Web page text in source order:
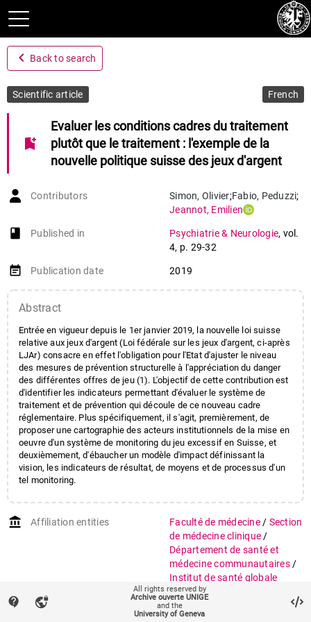
navigate_before Back to search
Scientific article French
bookmark_add
Evaluer les conditions cadres du traitement
plutôt que le traitement : l'exemple de la
nouvelle politique suisse des jeux d'argent
Contributors Simon, Olivier;Fabio, Peduzzi;
Jeannot, Emilien
book-open
Published in Psychiatrie & Neurologie, vol.
4, p. 29-32
event_note Publication date 2019
Abstract
Entrée en vigueur depuis le 1er janvier 2019, la nouvelle loi suisse
relative aux jeux d'argent (Loi fédérale sur les jeux d'argent, ci-après
LJAr) consacre en effet l'obligation pour l'Etat d'ajuster le niveau
des mesures de prévention structurelle à l'appréciation du danger
des différentes offres de jeu (1). L'objectif de cette contribution est
d'identifier les indicateurs permettant d'évaluer le système de
traitement et de prévention qui découle de ce nouveau cadre
réglementaire. Plus spécifiquement, il s'agit, premièrement, de
proposer une cartographie des acteurs institutionnels de la mise en
oeuvre d'un système de monitoring du jeu excessif en Suisse, et
deuxièmement, d'ébaucher un modèle d'impact définissant la
vision, les indicateurs de résultat, de moyens et de processus d'un
tel monitoring.
account_balance Affiliation entities Faculté de médecine / Section
de médecine clinique /
Département de santé et
médecine communautaires /
Institut de santé globale
auto_stories Citation (ISO format)
SIMON, Olivier, FABIO,
Peduzzi, JEANNOT, Emilien.
contact_support vpn_lock
All rights reserved by
Archive ouverte UNIGE
and the
University of Geneva